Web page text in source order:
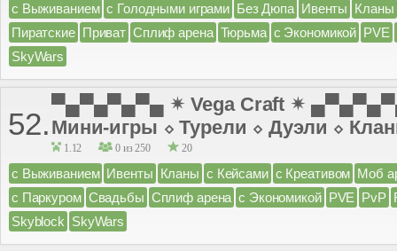
с Выживанием с Голодными играми Без Дюпа Ивенты Кланы
Пиратские Приват Сплиф арена Тюрьма с Экономикой PVE
SkyWars
52.
▀▄▀▄▀▄▀▄ ✴ Vega Craft ✴
Мини-игры ⬦ Турели ⬦ Дуэли ⬦
1.12 0 из 250 20
с Выживанием Ивенты Кланы с Кейсами с Креативом Моб
с Паркуром Свадьбы Сплиф арена с Экономикой PVE PvP
Skyblock SkyWars